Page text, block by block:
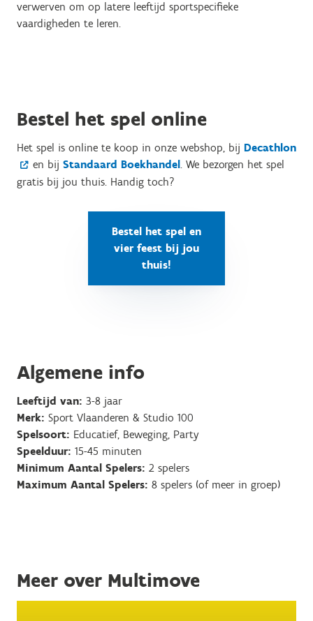
verwerven om op latere leeftijd sportspecifieke
vaardigheden te leren.
Bestel het spel online
Het spel is online te koop in onze webshop, bij Decathlon
en bij Standaard Boekhandel. We bezorgen het spel
gratis bij jou thuis. Handig toch?
Bestel het spel en
vier feest bij jou
thuis!
Algemene info
Leeftijd van: 3-8 jaar
Merk: Sport Vlaanderen & Studio 100
Spelsoort: Educatief, Beweging, Party
Speelduur: 15-45 minuten
Minimum Aantal Spelers: 2 spelers
Maximum Aantal Spelers: 8 spelers (of meer in groep)
Meer over Multimove